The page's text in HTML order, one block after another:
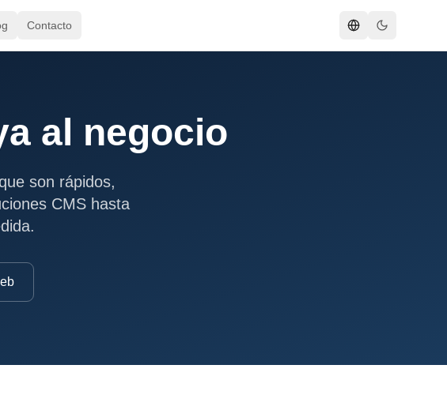
Contacto
al negocio
son rápidos,
CMS hasta